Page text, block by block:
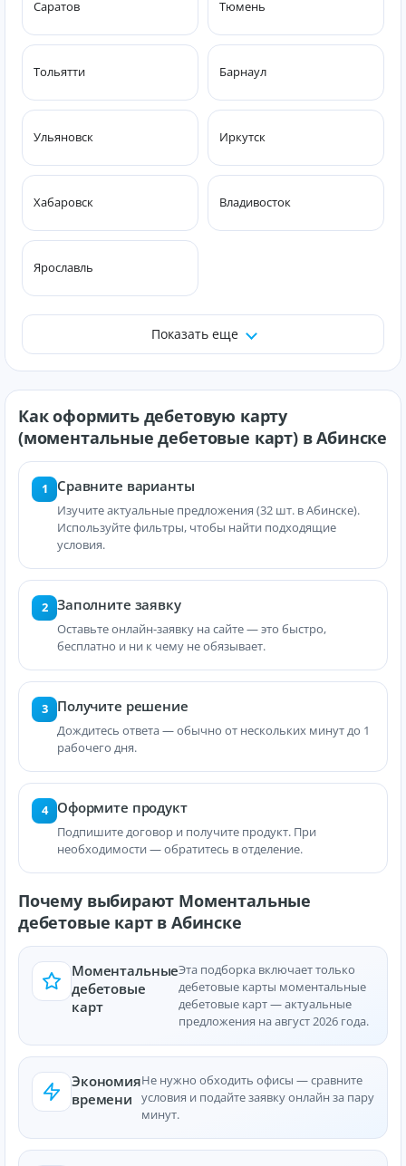
Саратов Тюмень
Тольятти Барнаул
Ульяновск Иркутск
Хабаровск Владивосток
Ярославль
Показать еще
Как оформить дебетовую карту
(моментальные дебетовые карт) в Абинске
1 Сравните варианты
Изучите актуальные предложения (32 шт. в Абинске).
Используйте фильтры, чтобы найти подходящие
условия.
2 Заполните заявку
Оставьте онлайн-заявку на сайте — это быстро,
бесплатно и ни к чему не обязывает.
3 Получите решение
Дождитесь ответа — обычно от нескольких минут до 1
рабочего дня.
4 Оформите продукт
Подпишите договор и получите продукт. При
необходимости — обратитесь в отделение.
Почему выбирают Моментальные
дебетовые карт в Абинске
Моментальные
дебетовые
карт
Эта подборка включает только
дебетовые карты моментальные
дебетовые карт — актуальные
предложения на август 2026 года.
Экономия
времени
Не нужно обходить офисы — сравните
условия и подайте заявку онлайн за пару
минут.